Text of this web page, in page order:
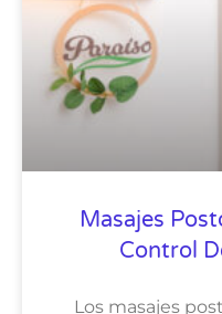
Masajes
Control
Los masajes